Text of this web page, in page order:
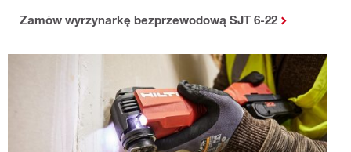
Zamów wyrzynarkę bezprzewodową SJT 6-22